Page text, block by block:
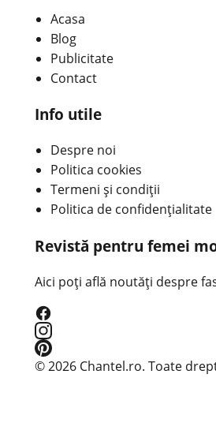
Acasa
Blog
Publicitate
Contact
Info utile
Despre noi
Politica cookies
Termeni și condiții
Politica de confidențialitate
Revistă pentru femei
Aici poți află noutăți despre
© 2026 Chantel.ro. Toate